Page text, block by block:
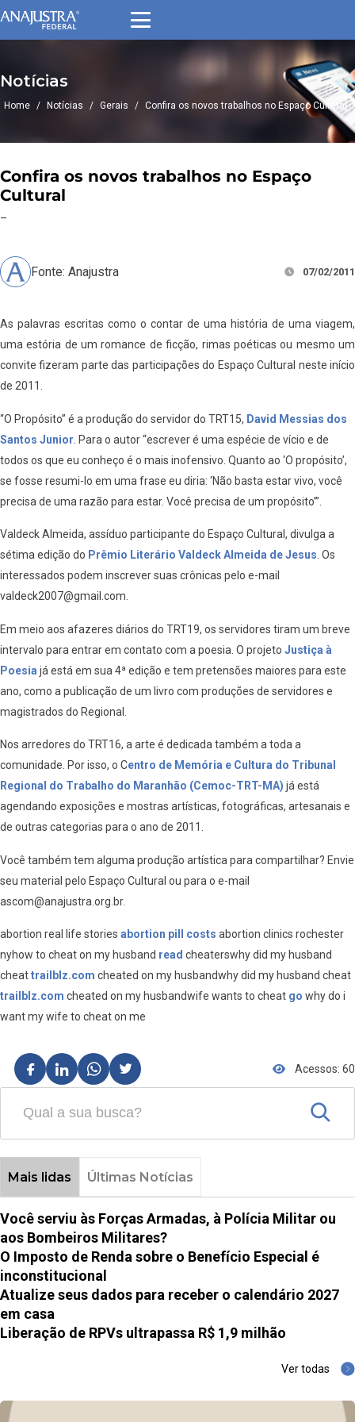
Notícias
Home / Notícias / Gerais / Confira os novos trabalhos no Espaço Cultural
Confira os novos trabalhos no Espaço
Cultural
–
Fonte: Anajustra 07/02/2011
As palavras escritas como o contar de uma história de uma viagem,
uma estória de um romance de ficção, rimas poéticas ou mesmo um
convite fizeram parte das participações do Espaço Cultural neste início
de 2011.
“O Propósito” é a produção do servidor do TRT15, David Messias dos
Santos Junior . Para o autor “escrever é uma espécie de vício e de
todos os que eu conheço é o mais inofensivo. Quanto ao ‘O propósito’,
se fosse resumi-lo em uma frase eu diria: ‘Não basta estar vivo, você
precisa de uma razão para estar. Você precisa de um propósito’”.
Valdeck Almeida, assíduo participante do Espaço Cultural, divulga a
sétima edição do Prêmio Literário Valdeck Almeida de Jesus. Os
interessados podem inscrever suas crônicas pelo e-mail
valdeck2007@gmail.com.
Em meio aos afazeres diários do TRT19, os servidores tiram um breve
intervalo para entrar em contato com a poesia. O projeto Justiça à
Poesia já está em sua 4ª edição e tem pretensões maiores para este
ano, como a publicação de um livro com produções de servidores e
magistrados do Regional.
Nos arredores do TRT16, a arte é dedicada também a toda a
comunidade. Por isso, o Centro de Memória e Cultura do Tribunal
Regional do Trabalho do Maranhão (Cemoc-TRT-MA) já está
agendando exposições e mostras artísticas, fotográficas, artesanais e
de outras categorias para o ano de 2011.
Você também tem alguma produção artística para compartilhar? Envie
seu material pelo Espaço Cultural ou para o e-mail
ascom@anajustra.org.br.
abortion real life stories abortion pill costs abortion clinics rochester
nyhow to cheat on my husband read cheaterswhy did my husband
cheattrailblz.com cheated on my husbandwhy did my husband cheat
trailblz.com cheated on my husbandwife wants to cheat go why do i
want my wife to cheat on me
Acessos: 60
Mais lidas Últimas Notícias
Você serviu às Forças Armadas, à Polícia Militar ou
aos Bombeiros Militares?
O Imposto de Renda sobre o Benefício Especial é
inconstitucional
Atualize seus dados para receber o calendário 2027
em casa
Liberação de RPVs ultrapassa R$ 1,9 milhão
Ver todas